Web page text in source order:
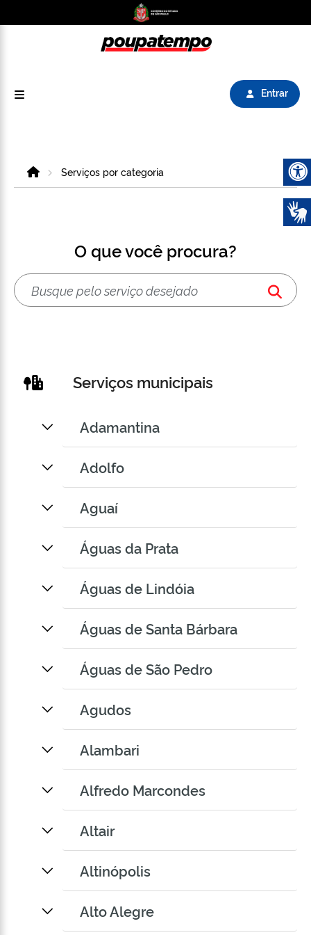
Entrar
HomeServiços por categoria
O que você procura?
Serviços municipais
Adamantina
Adolfo
Aguaí
Águas da Prata
Águas de Lindóia
Águas de Santa Bárbara
Águas de São Pedro
Agudos
Alambari
Alfredo Marcondes
Altair
Altinópolis
Alto Alegre